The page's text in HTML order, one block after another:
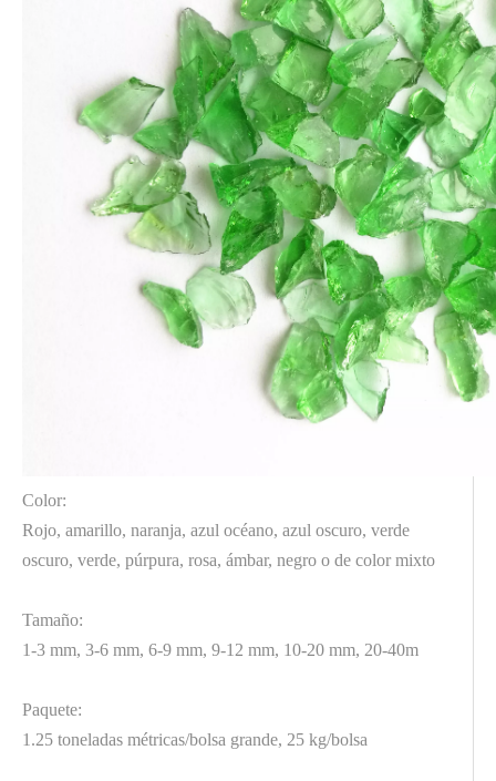
Color:
Rojo, amarillo, naranja, azul océano, azul oscuro, verde
oscuro, verde, púrpura, rosa, ámbar, negro o de color mixto
Tamaño:
1-3 mm, 3-6 mm, 6-9 mm, 9-12 mm, 10-20 mm, 20-40m
Paquete:
1.25 toneladas métricas/bolsa grande, 25 kg/bolsa